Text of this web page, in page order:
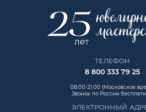
ТЕЛЕФОН
8 800 333 79 25
08:00-21:00 (Московское
Звонок по России
ЭЛЕКТРОННЫЙ